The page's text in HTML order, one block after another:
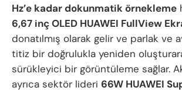
Hz’e kadar dokunmatik örnekleme
6,67 inç OLED HUAWEI FullView
donatılmış olarak gelir ve parlak ve
titiz bir doğrulukla yeniden
sürükleyici bir görüntüleme sağlar.
ayrıca sektör lideri 66W HUAWEI